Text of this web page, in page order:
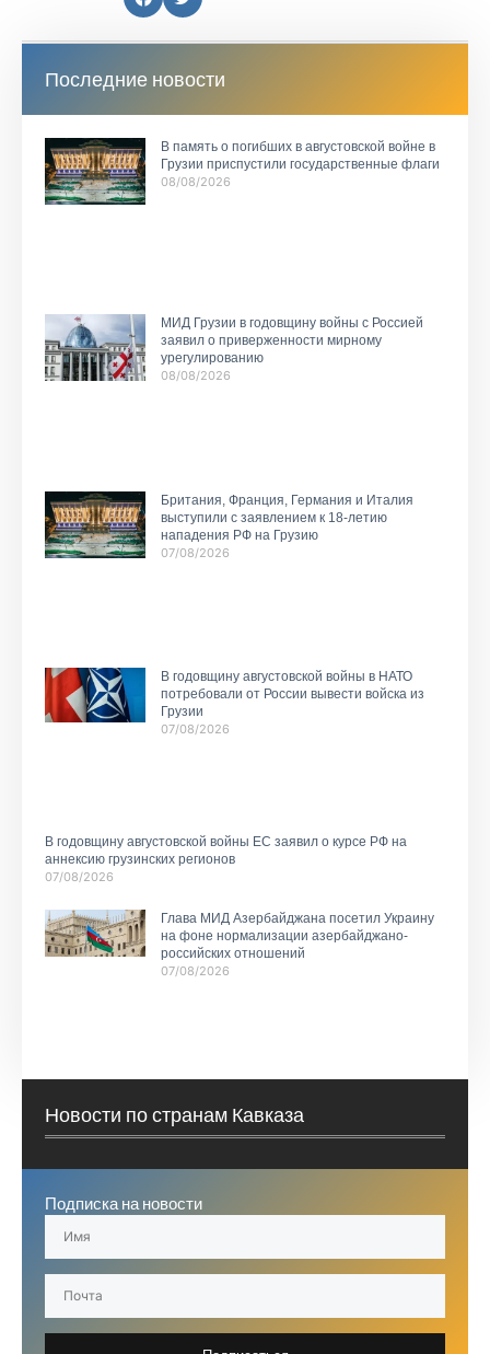
Последние новости
В память о погибших в августовской войне в
Грузии приспустили государственные флаги
08/08/2026
МИД Грузии в годовщину войны с Россией
заявил о приверженности мирному
урегулированию
08/08/2026
Британия, Франция, Германия и Италия
выступили с заявлением к 18-летию
нападения РФ на Грузию
07/08/2026
В годовщину августовской войны в НАТО
потребовали от России вывести войска из
Грузии
07/08/2026
В годовщину августовской войны ЕС заявил о курсе РФ на
аннексию грузинских регионов
07/08/2026
Глава МИД Азербайджана посетил Украину
на фоне нормализации азербайджано-
российских отношений
07/08/2026
Новости по странам Кавказа
Подписка на новости